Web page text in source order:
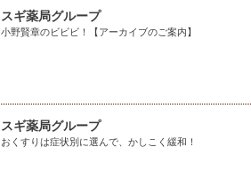
スギ薬局グループ
小野賢章のビビビ！【アーカイブのご案内】
スギ薬局グループ
おくすりは症状別に選んで、かしこく緩和！